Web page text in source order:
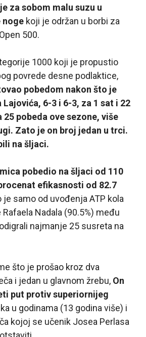
za sobom malu suzu u
noge koji je održan u borbi za
500.
1000 koji je propustio
povrede desne podlaktice,
pobedom nakon što je
Lajovića, 6-3 i 6-3, za 1 sat i 22
25 pobeda ove sezone, više
Zato je on broj jedan u trci.
na šljaci.
pobedio na šljaci od 110
efikasnosti od 82.7
je samo od uvođenja ATP kola
Nadala (90.5%) među
najmanje 25 susreta na
što je prošao kroz dva
i jedan u glavnom žrebu, On
put protiv superiornijeg
u godinama (13 godina više) i
kojoj se učenik Josea Perlasa